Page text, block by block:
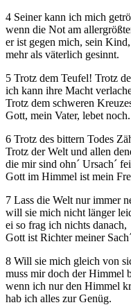
4 Seiner kann ich mich
wenn die Not am
er ist gegen mich, sein Kind,
mehr als väterlich gesinnt.
5 Trotz dem Teufel! Trotz
ich kann ihre Macht
Trotz dem schweren
Gott, mein Vater, lebet noch.
6 Trotz des bittern Todes
Trotz der Welt und allen
die mir sind ohn´ Ursach´
Gott im Himmel ist mein
7 Lass die Welt nur immer
will sie mich nicht länger
ei so frag ich nichts danach,
Gott ist Richter meiner
8 Will sie mich gleich von
muss mir doch der Himmel
wenn ich nur den Himmel
hab ich alles zur Genüg.
Notwendig
Diese
Cookies
sind nicht
Sie werden
benötigt,
damit die
Website
Statistik
Cookies
können wir die
Funktionsweise
und Struktur
auf Basis der
Nutzung
verbessern.